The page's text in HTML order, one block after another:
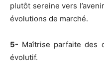
plutôt sereine vers
évolutions de marché.
5- Maîtrise parfaite des
évolutif.